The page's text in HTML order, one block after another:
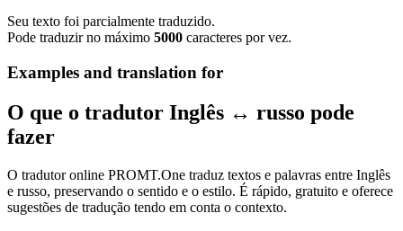
Seu texto foi parcialmente traduzido.
Pode traduzir no máximo 5000 caracteres por vez.
Examples and translation for
O que o tradutor Inglês ↔ russo pode
fazer
O tradutor online PROMT.One traduz textos e palavras entre Inglês
e russo, preservando o sentido e o estilo. É rápido, gratuito e oferece
sugestões de tradução tendo em conta o contexto.